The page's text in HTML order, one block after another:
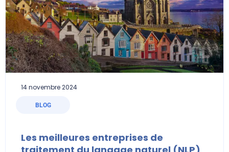
BLOG
Les meilleures entreprises de
14 novembre 2024